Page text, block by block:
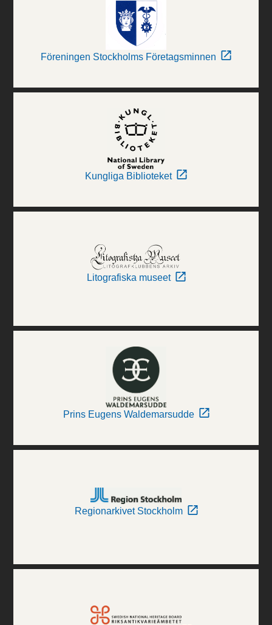
Föreningen Stockholms Företagsminnen
Kungliga Biblioteket
Litografiska museet
Prins Eugens Waldemarsudde
Regionarkivet Stockholm